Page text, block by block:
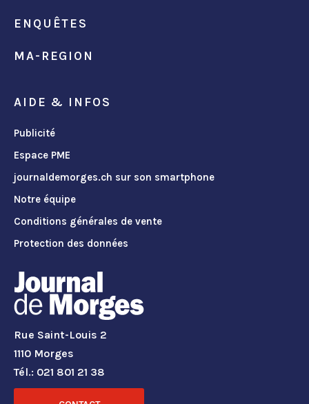
ENQUÊTES
MA-REGION
AIDE & INFOS
Publicité
Espace PME
journaldemorges.ch sur son smartphone
Notre équipe
Conditions générales de vente
Protection des données
Rue Saint-Louis 2
1110 Morges
Tél.: 021 801 21 38